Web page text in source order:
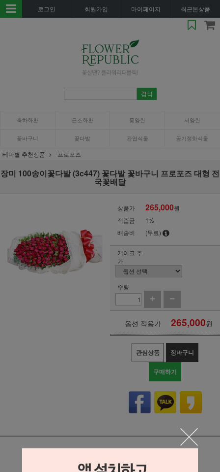
로그인 회원가입 마이페이지 최근본상품
축하화환 근조화환 동양란 서양란
꽃바구니 꽃다발 관엽식물 공기정화식물
테마별 추천상품 -프로포즈
장미 100송이꽃다발 (3c447) 꽃다발 꽃바구니 프로포즈 대형 전
국꽃배달
상품가 265,000원
적립금
1%
배송비
(무료)
케이크 추
가
수량
옵션 적용가 265,000원
관심상품 장바구니
구매하기
상세정보 새창 열기